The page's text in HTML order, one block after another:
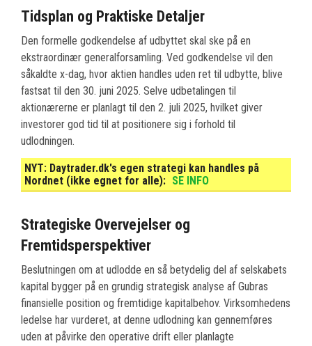
Tidsplan og Praktiske Detaljer
Den formelle godkendelse af udbyttet skal ske på en
ekstraordinær generalforsamling. Ved godkendelse vil den
såkaldte x-dag, hvor aktien handles uden ret til udbytte, blive
fastsat til den 30. juni 2025. Selve udbetalingen til
aktionærerne er planlagt til den 2. juli 2025, hvilket giver
investorer god tid til at positionere sig i forhold til
udlodningen.
NYT: Daytrader.dk's egen strategi kan handles på
Nordnet (ikke egnet for alle): SE INFO
Strategiske Overvejelser og
Fremtidsperspektiver
Beslutningen om at udlodde en så betydelig del af selskabets
kapital bygger på en grundig strategisk analyse af Gubras
finansielle position og fremtidige kapitalbehov. Virksomhedens
ledelse har vurderet, at denne udlodning kan gennemføres
uden at påvirke den operative drift eller planlagte